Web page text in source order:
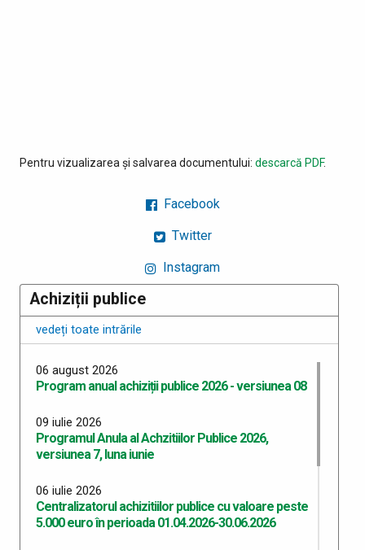
Pentru vizualizarea și salvarea documentului: descarcă PDF.
Facebook
Twitter
Instagram
Achiziții publice
vedeți toate intrările
06 august 2026
Program anual achiziții publice 2026 - versiunea 08
09 iulie 2026
Programul Anula al Achzitiilor Publice 2026,
versiunea 7, luna iunie
06 iulie 2026
Centralizatorul achizitiilor publice cu valoare peste
5.000 euro în perioada 01.04.2026-30.06.2026